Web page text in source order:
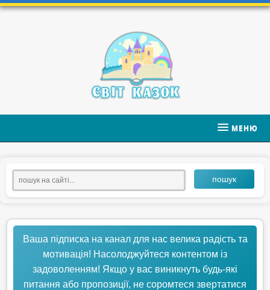
МЕНЮ
пошук
Ваша підписка на канал для нас велика радість та
мотивація! Насолоджуйтеся контентом із
задоволенням! Якщо у вас виникнуть будь-які
питання або пропозиції, не соромтеся звертатися